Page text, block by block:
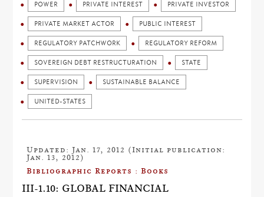
POWER PRIVATE INTEREST PRIVATE INVESTOR
PRIVATE MARKET ACTOR PUBLIC INTEREST
REGULATORY PATCHWORK REGULATORY REFORM
SOVEREIGN DEBT RESTRUCTURATION STATE
SUPERVISION SUSTAINABLE BALANCE
UNITED-STATES
Updated: Jan. 17, 2012 (Initial publication:
Jan. 13, 2012)
Bibliographic Reports : Books
III-1.10: GLOBAL FINANCIAL